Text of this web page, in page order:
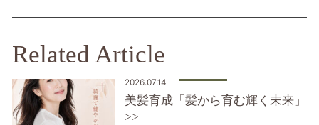
Related Article
2026.07.14
美髪育成「髪から育む輝く未来」
>>